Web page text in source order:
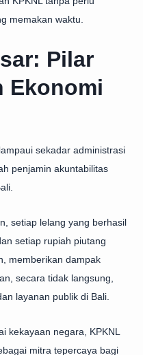
memakan waktu.
Pilar
Ekonomi
sekadar administrasi
penjamin akuntabilitas
setiap lelang yang berhasil
setiap rupiah piutang
memberikan dampak
secara tidak langsung,
layanan publik di Bali.
kekayaan negara, KPKNL
mitra tepercaya bagi